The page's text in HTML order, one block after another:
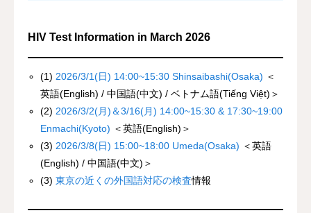
HIV Test Information in March 2026
(1) 2026/3/1(日) 14:00~15:30 Shinsaibashi(Osaka) ＜
英語(English) / 中国語(中文) / ベトナム語(Tiếng Việt)＞
(2) 2026/3/2(月)＆3/16(月) 14:00~15:30 & 17:30~19:00
Enmachi(Kyoto) ＜英語(English)＞
(3) 2026/3/8(日) 15:00~18:00 Umeda(Osaka) ＜英語
(English) / 中国語(中文)＞
(3)東京の近くの外国語対応の検査情報